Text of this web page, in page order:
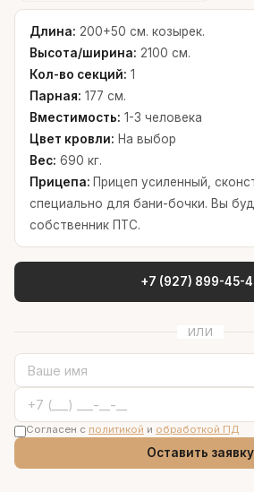
Длина: 200+50 см. козырек.
Высота/ширина: 2100 см.
Кол-во секций: 1
Парная: 177 см.
Вместимость: 1-3 человека
Цвет кровли: На выбор
Вес: 690 кг.
Прицепа: Прицеп усиленный,
специально для бани-бочки. Вы
собственник ПТС.
+7 (927) 899-45-
ИЛИ
Согласен с политикой и обработкой ПД
Оставить заявку